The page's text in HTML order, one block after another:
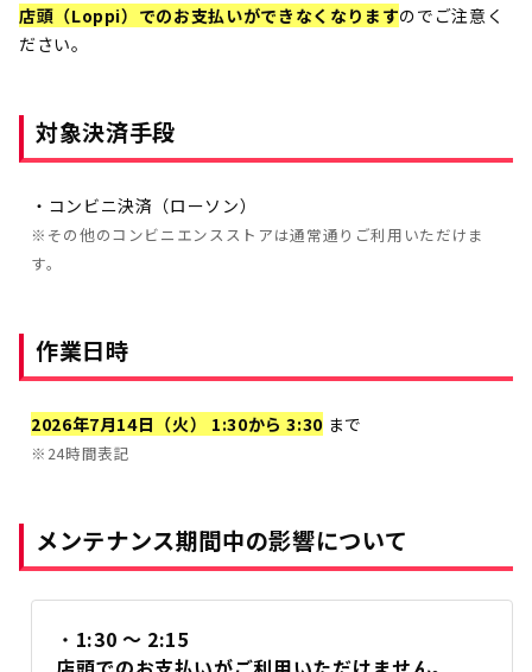
店頭（Loppi）でのお支払いができなくなりますのでご注意く
ださい。
対象決済手段
・コンビニ決済（ローソン）
※その他のコンビニエンスストアは通常通りご利用いただけま
す。
作業日時
2026年7月14日（火） 1:30から 3:30 まで
※24時間表記
メンテナンス期間中の影響について
・ 1:30 ～ 2:15